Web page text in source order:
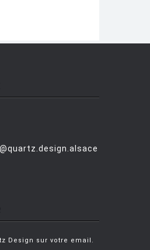
@quartz.design.alsace
Design sur votre email.